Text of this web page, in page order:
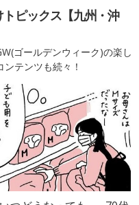
ピックス【九州・沖
ゴールデンウィーク)の楽し
テンツも続々！